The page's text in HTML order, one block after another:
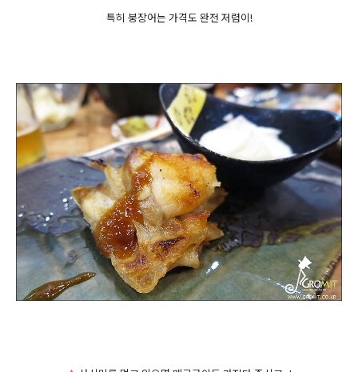
특히 붕장어는 가격도 완전 저렴이!